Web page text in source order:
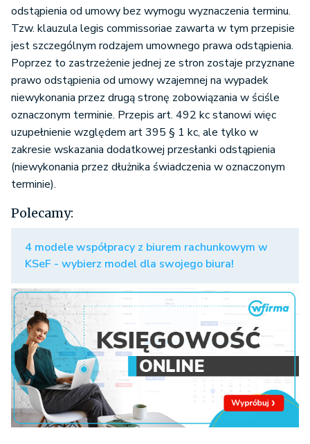
odstąpienia od umowy bez wymogu wyznaczenia terminu.
Tzw. klauzula legis commissoriae zawarta w tym przepisie
jest szczególnym rodzajem umownego prawa odstąpienia.
Poprzez to zastrzeżenie jednej ze stron zostaje przyznane
prawo odstąpienia od umowy wzajemnej na wypadek
niewykonania przez drugą stronę zobowiązania w ściśle
oznaczonym terminie. Przepis art. 492 kc stanowi więc
uzupełnienie względem art 395 § 1 kc, ale tylko w
zakresie wskazania dodatkowej przesłanki odstąpienia
(niewykonania przez dłużnika świadczenia w oznaczonym
terminie).
Polecamy:
4 modele współpracy z biurem rachunkowym w
KSeF - wybierz model dla swojego biura!